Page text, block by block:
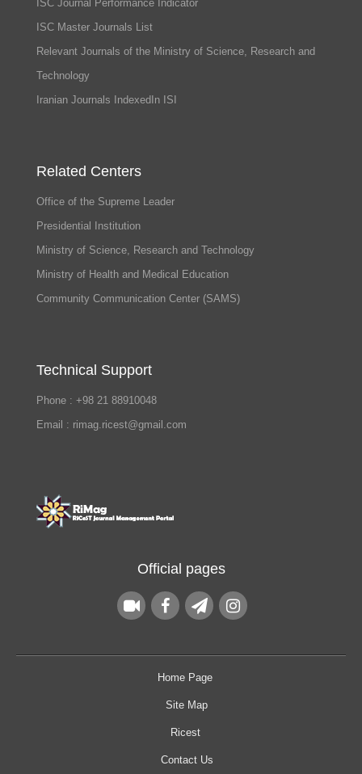
ISC Journal Performance Indicator
ISC Master Journals List
Relevant Journals of the Ministry of Science, Research and
Technology
Iranian Journals IndexedIn ISI
Related Centers
Office of the Supreme Leader
Presidential Institution
Ministry of Science, Research and Technology
Ministry of Health and Medical Education
Community Communication Center (SAMS)
Technical Support
Phone : +98 21 88910048
Email : rimag.ricest@gmail.com
Official pages
Home Page
Site Map
Ricest
Contact Us